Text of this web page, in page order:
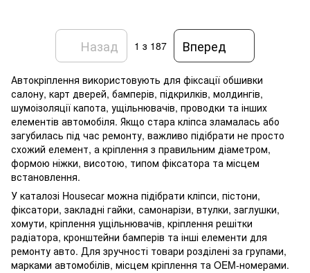
Назад 1 з 187 Вперед
Автокріплення використовують для фіксації обшивки
салону, карт дверей, бамперів, підкрилків, молдингів,
шумоізоляції капота, ущільнювачів, проводки та інших
елементів автомобіля. Якщо стара кліпса зламалась або
загубилась під час ремонту, важливо підібрати не просто
схожий елемент, а кріплення з правильним діаметром,
формою ніжки, висотою, типом фіксатора та місцем
встановлення.
У каталозі Housecar можна підібрати кліпси, пістони,
фіксатори, закладні гайки, самонарізи, втулки, заглушки,
хомути, кріплення ущільнювачів, кріплення решітки
радіатора, кронштейни бамперів та інші елементи для
ремонту авто. Для зручності товари розділені за групами,
марками автомобілів, місцем кріплення та OEM-номерами.